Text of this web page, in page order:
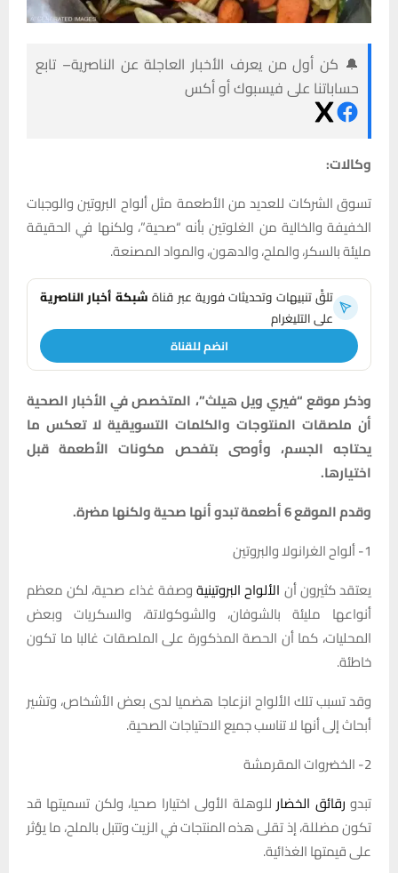
🔔 كن أول من يعرف الأخبار العاجلة عن الناصرية– تابع
حساباتنا على فيسبوك أو أكس
وكالات:
تسوق الشركات للعديد من الأطعمة مثل ألواح البروتين والوجبات
الخفيفة والخالية من الغلوتين بأنه “صحية”، ولكنها في الحقيقة
مليئة بالسكر، والملح، والدهون، والمواد المصنعة.
تلقَّ تنبيهات وتحديثات فورية عبر قناةشبكة أخبار الناصرية
على التليغرام
انضم للقناة
وذكر موقع “فيري ويل هيلث”، المتخصص في الأخبار الصحية
أن ملصقات المنتوجات والكلمات التسويقية لا تعكس ما
يحتاجه الجسم، وأوصى بتفحص مكونات الأطعمة قبل
اختيارها.
وقدم الموقع 6 أطعمة تبدو أنها صحية ولكنها مضرة.
1- ألواح الغرانولا والبروتين
يعتقد كثيرون أن الألواح البروتينيةوصفة غذاء صحية، لكن معظم
أنواعها مليئة بالشوفان، والشوكولاتة، والسكريات وبعض
المحليات، كما أن الحصة المذكورة على الملصقات غالبا ما تكون
خاطئة.
وقد تسبب تلك الألواح انزعاجا هضميا لدى بعض الأشخاص، وتشير
أبحاث إلى أنها لا تناسب جميع الاحتياجات الصحية.
2- الخضروات المقرمشة
تبدو رقائق الخضار للوهلة الأولى اختيارا صحيا، ولكن تسميتها قد
تكون مضللة، إذ تقلى هذه المنتجات في الزيت وتتبل بالملح، ما يؤثر
على قيمتها الغذائية.